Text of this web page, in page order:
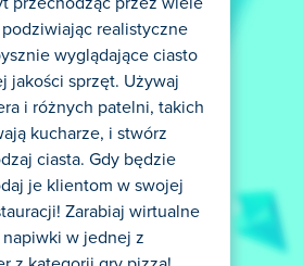
realistyczne
wyglądające ciasto
jakości sprzęt. Używaj
i różnych patelni, takich
kucharze, i stwórz
ciasta. Gdy będzie
je klientom w swojej
Zarabiaj wirtualne
w jednej z